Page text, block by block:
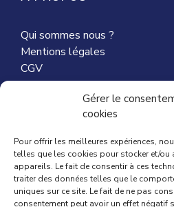
Gérer le
cookies
Pour offrir les meilleures expériences,
telles que les cookies pour stocker et/ou
appareils. Le fait de consentir à ces
traiter des données telles que le
uniques sur ce site. Le fait de ne pas
consentement peut avoir un effet négatif
Qui sommes nous ?
Mentions légales
CGV
Nous contacter
ACTUALITÉ